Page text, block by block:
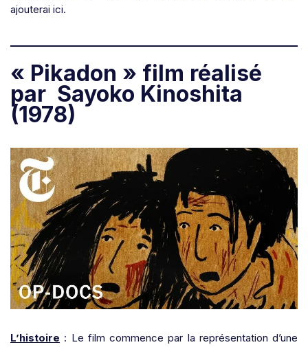
ajouterai ici.
« Pikadon » film réalisé
par Sayoko Kinoshita
(1978)
L’histoire : Le film commence par la représentation d’une